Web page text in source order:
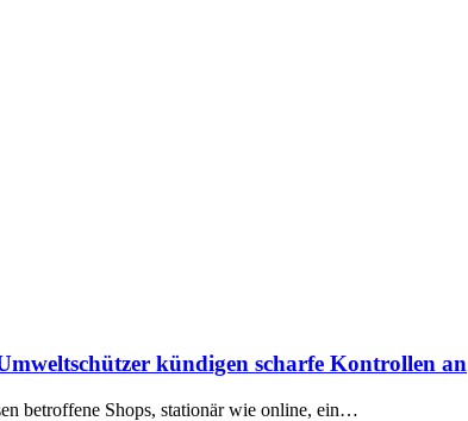
kündigen scharfe Kontrollen an
betroffene Shops, stationär wie online, ein…